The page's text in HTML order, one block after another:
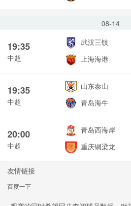
08-14
19:35
中超
武汉三镇
上海海港
19:35
中超
山东泰山
青岛海牛
20:00
中超
青岛西海岸
重庆铜梁龙
友情链接
百度一下